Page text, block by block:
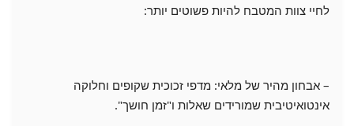
לחיי צוות המטבח להיות פשוטים יותר:
– אבחון מהיר של מלאי: מדפי זכוכית שקופים וחלוקה
אינטואיטיבית שמורידים שאלות ו"זמן חושך".